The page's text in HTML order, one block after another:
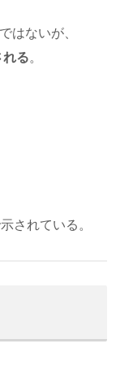
はないが、
る。
されている。